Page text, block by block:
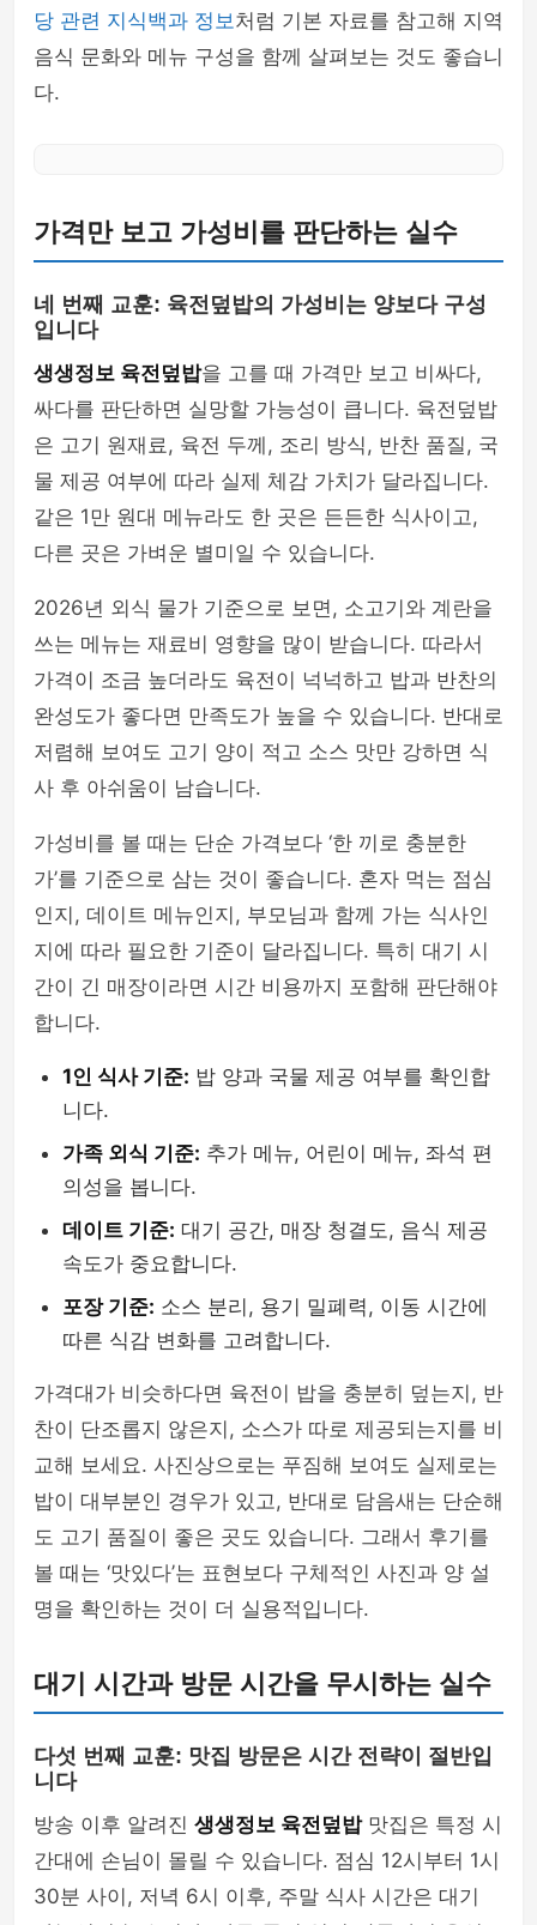
당 관련 지식백과 정보처럼 기본 자료를 참고해 지역
음식 문화와 메뉴 구성을 함께 살펴보는 것도 좋습니
다.
가격만 보고 가성비를 판단하는 실수
네 번째 교훈: 육전덮밥의 가성비는 양보다 구성
입니다
생생정보 육전덮밥을 고를 때 가격만 보고 비싸다,
싸다를 판단하면 실망할 가능성이 큽니다. 육전덮밥
은 고기 원재료, 육전 두께, 조리 방식, 반찬 품질, 국
물 제공 여부에 따라 실제 체감 가치가 달라집니다.
같은 1만 원대 메뉴라도 한 곳은 든든한 식사이고,
다른 곳은 가벼운 별미일 수 있습니다.
2026년 외식 물가 기준으로 보면, 소고기와 계란을
쓰는 메뉴는 재료비 영향을 많이 받습니다. 따라서
가격이 조금 높더라도 육전이 넉넉하고 밥과 반찬의
완성도가 좋다면 만족도가 높을 수 있습니다. 반대로
저렴해 보여도 고기 양이 적고 소스 맛만 강하면 식
사 후 아쉬움이 남습니다.
가성비를 볼 때는 단순 가격보다 ‘한 끼로 충분한
가’를 기준으로 삼는 것이 좋습니다. 혼자 먹는 점심
인지, 데이트 메뉴인지, 부모님과 함께 가는 식사인
지에 따라 필요한 기준이 달라집니다. 특히 대기 시
간이 긴 매장이라면 시간 비용까지 포함해 판단해야
합니다.
1인 식사 기준: 밥 양과 국물 제공 여부를 확인합
니다.
가족 외식 기준: 추가 메뉴, 어린이 메뉴, 좌석 편
의성을 봅니다.
데이트 기준: 대기 공간, 매장 청결도, 음식 제공
속도가 중요합니다.
포장 기준: 소스 분리, 용기 밀폐력, 이동 시간에
따른 식감 변화를 고려합니다.
가격대가 비슷하다면 육전이 밥을 충분히 덮는지, 반
찬이 단조롭지 않은지, 소스가 따로 제공되는지를 비
교해 보세요. 사진상으로는 푸짐해 보여도 실제로는
밥이 대부분인 경우가 있고, 반대로 담음새는 단순해
도 고기 품질이 좋은 곳도 있습니다. 그래서 후기를
볼 때는 ‘맛있다’는 표현보다 구체적인 사진과 양 설
명을 확인하는 것이 더 실용적입니다.
대기 시간과 방문 시간을 무시하는 실수
다섯 번째 교훈: 맛집 방문은 시간 전략이 절반입
니다
방송 이후 알려진 생생정보 육전덮밥맛집은 특정 시
간대에 손님이 몰릴 수 있습니다. 점심 12시부터 1시
30분 사이, 저녁 6시 이후, 주말 식사 시간은 대기